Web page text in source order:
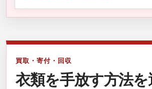
買取・寄付・回収
衣類を手放す方法を